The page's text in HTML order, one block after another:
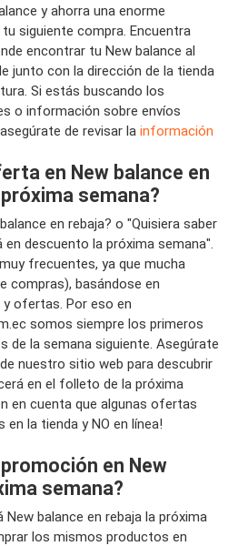
y ahorra una enorme
siguiente compra. Encuentra
encontrar tu New balance al
junto con la dirección de la tienda
Si estás buscando los
o información sobre envíos
de revisar la información
en New balance en
semana?
en rebaja? o "Quisiera saber
descuento la próxima semana".
frecuentes, ya que mucha
compras), basándose en
ofertas. Por eso en
somos siempre los primeros
de la semana siguiente. Asegúrate
nuestro sitio web para descubrir
en el folleto de la próxima
en cuenta que algunas ofertas
la tienda y NO en línea!
en New
semana?
New balance en rebaja la próxima
los mismos productos en